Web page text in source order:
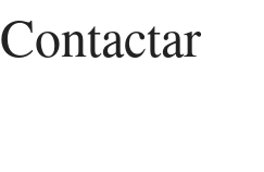
Contactar